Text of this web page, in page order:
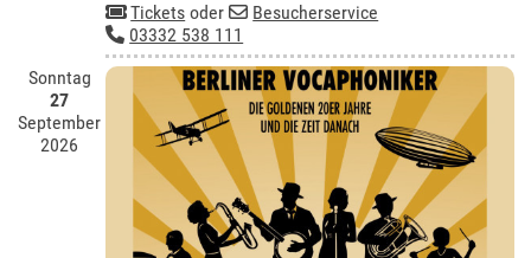
Tickets oder
Besucherservice
03332 538 111
Sonntag
27
September
2026